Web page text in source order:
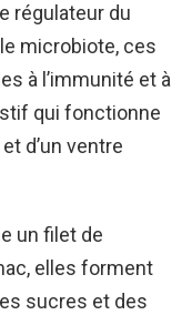
régulateur du
microbiote, ces
à l’immunité et à
qui fonctionne
d’un ventre
un filet de
elles forment
sucres et des